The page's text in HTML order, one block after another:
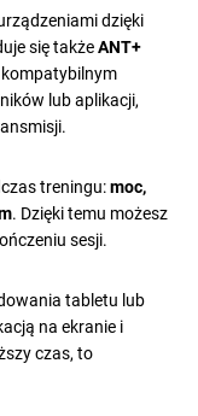
dzięki
się takżeANT+
kompatybilnym
lub aplikacji,
treningu:moc,
. Dzięki temu możesz
sesji.
tabletu lub
na ekranie i
czas, to